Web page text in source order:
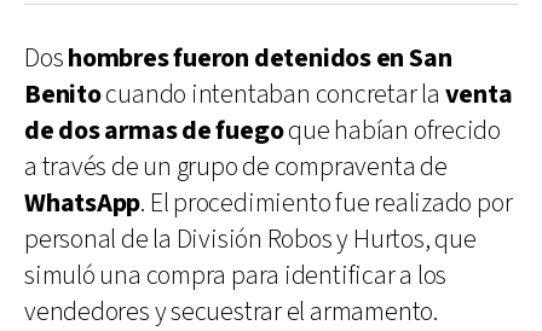
Doshombres fueron detenidos en San
Benitocuando intentaban concretar la venta
de dos armas de fuegoque habían ofrecido
a través de un grupo de compraventa de
WhatsApp. El procedimiento fue realizado por
personal de la División Robos y Hurtos, que
simuló una compra para identificar a los
vendedores y secuestrar el armamento.